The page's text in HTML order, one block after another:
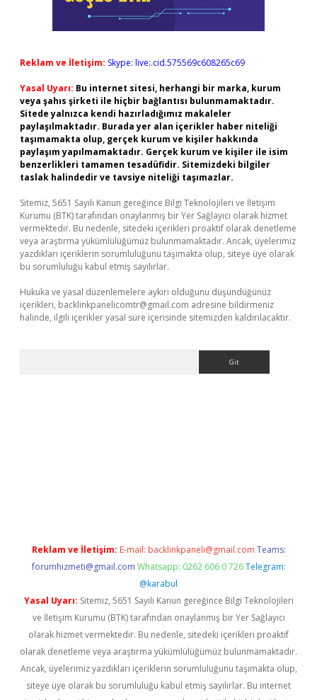
Reklam ve İletişim: Skype: live:.cid.575569c608265c69
Yasal Uyarı: Bu internet sitesi, herhangi bir marka, kurum
veya şahıs şirketi ile hiçbir bağlantısı bulunmamaktadır.
Sitede yalnızca kendi hazırladığımız makaleler
paylaşılmaktadır. Burada yer alan içerikler haber niteliği
taşımamakta olup, gerçek kurum ve kişiler hakkında
paylaşım yapılmamaktadır. Gerçek kurum ve kişiler ile isim
benzerlikleri tamamen tesadüfidir. Sitemizdeki bilgiler
taslak halindedir ve tavsiye niteliği taşımazlar.
Sitemiz, 5651 Sayılı Kanun gereğince Bilgi Teknolojileri ve İletişim
Kurumu (BTK) tarafından onaylanmış bir Yer Sağlayıcı olarak hizmet
vermektedir. Bu nedenle, sitedeki içerikleri proaktif olarak denetleme
veya araştırma yükümlülüğümüz bulunmamaktadır. Ancak, üyelerimiz
yazdıkları içeriklerin sorumluluğunu taşımakta olup, siteye üye olarak
bu sorumluluğu kabul etmiş sayılırlar.
Hukuka ve yasal düzenlemelere aykırı olduğunu düşündüğünüz
içerikleri, backlinkpanelicomtr@gmail.com adresine bildirmeniz
halinde, ilgili içerikler yasal süre içerisinde sitemizden kaldırılacaktır.
Reklam ve İletişim: E-mail: backlinkpaneli@gmail.com Teams:
forumhizmeti@gmail.com Whatsapp: 0262 606 0 726 Telegram:
@karabul
Yasal Uyarı: Sitemiz, 5651 Sayılı Kanun gereğince Bilgi Teknolojileri
ve İletişim Kurumu (BTK) tarafından onaylanmış bir Yer Sağlayıcı
olarak hizmet vermektedir. Bu nedenle, sitedeki içerikleri proaktif
olarak denetleme veya araştırma yükümlülüğümüz bulunmamaktadır.
Ancak, üyelerimiz yazdıkları içeriklerin sorumluluğunu taşımakta olup,
siteye üye olarak bu sorumluluğu kabul etmiş sayılırlar. Bu internet